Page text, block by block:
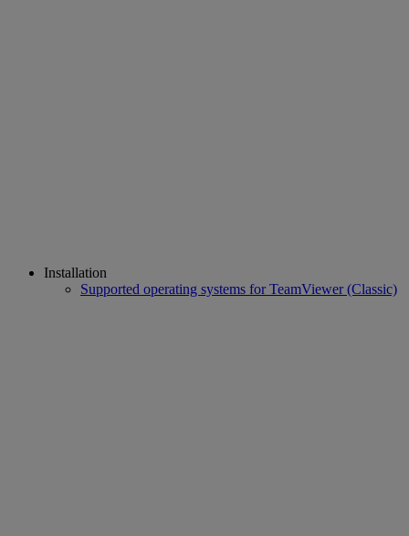
Installation
Supported operating systems for TeamViewer (Classic)